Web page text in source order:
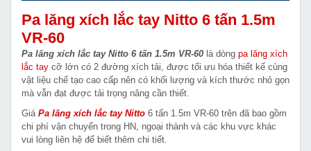
Pa lăng xích lắc tay Nitto 6 tấn 1.5m
VR-60
Pa lăng xích lắc tay Nitto 6 tấn 1.5m VR-60 là dòng pa lăng xích
lắc tay cỡ lớn có 2 đường xích tải, được tối ưu hóa thiết kế cùng
vật liệu chế tạo cao cấp nên có khối lượng và kích thước nhỏ gọn
mà vẫn đạt được tải trọng nâng cần thiết.
Giá Pa lăng xích lắc tay Nitto 6 tấn 1.5m VR-60 trên đã bao gồm
chi phí vận chuyển trong HN, ngoại thành và các khu vực khác
vui lòng liên hệ để biết thêm chi tiết.